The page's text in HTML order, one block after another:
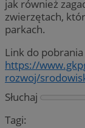
jak również
zwierzętach,
parkach.
Link do
https://
rozwoj/
Słuchaj
Tagi: